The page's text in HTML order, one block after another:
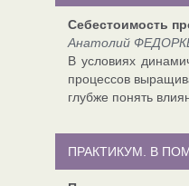
Себестоимость
Анатолий
В условиях
процессов
глубже понять
ПРАКТИКУМ. В